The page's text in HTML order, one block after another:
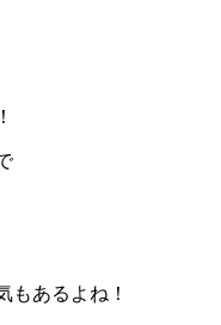
もあるよね！